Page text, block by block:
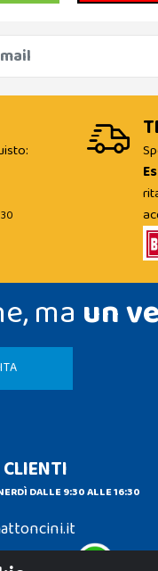
ma un
DALLE 9:30 ALLE 16:30